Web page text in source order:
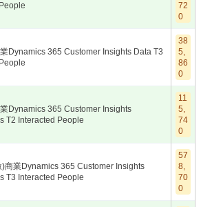
72
0
Dynamics 365 Customer Insights Data T3
38
5,
86
0
Dynamics 365 Customer Insights
T2 Interacted People
11
5,
74
0
)商業Dynamics 365 Customer Insights
T3 Interacted People
57
8,
70
0